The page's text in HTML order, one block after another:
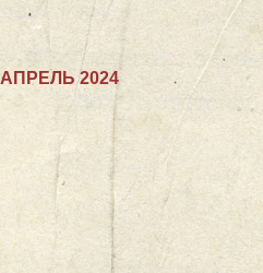
АПРЕЛЬ 2024